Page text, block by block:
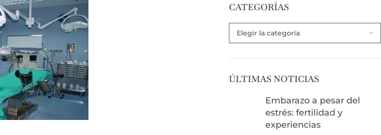
CATEGORÍAS
ÚLTIMAS NOTICIAS
Embarazo a pesar del
estrés: fertilidad y
experiencias